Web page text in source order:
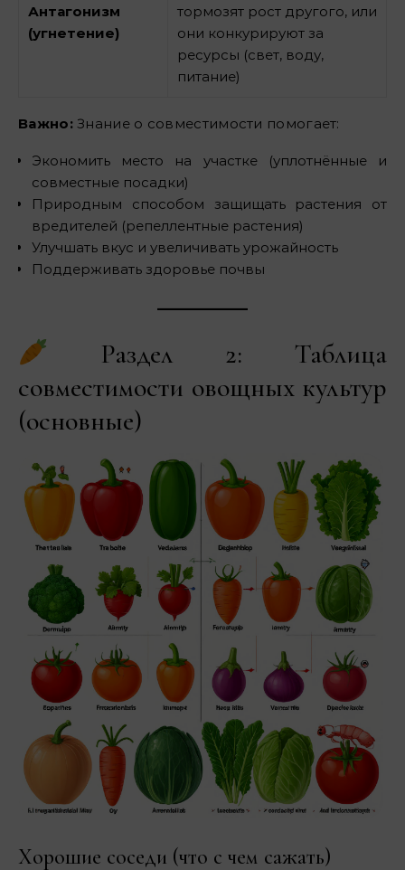
Антагонизм
(угнетение)
тормозят рост другого, или
они конкурируют за
ресурсы (свет, воду,
питание)
Важно:Знание о совместимости помогает:
Экономить место на участке (уплотнённые и
совместные посадки)
Природным способом защищать растения от
вредителей (репеллентные растения)
Улучшать вкус и увеличивать урожайность
Поддерживать здоровье почвы
Раздел 2: Таблица
совместимости овощных культур
(основные)
Хорошие соседи (что с чем сажать)